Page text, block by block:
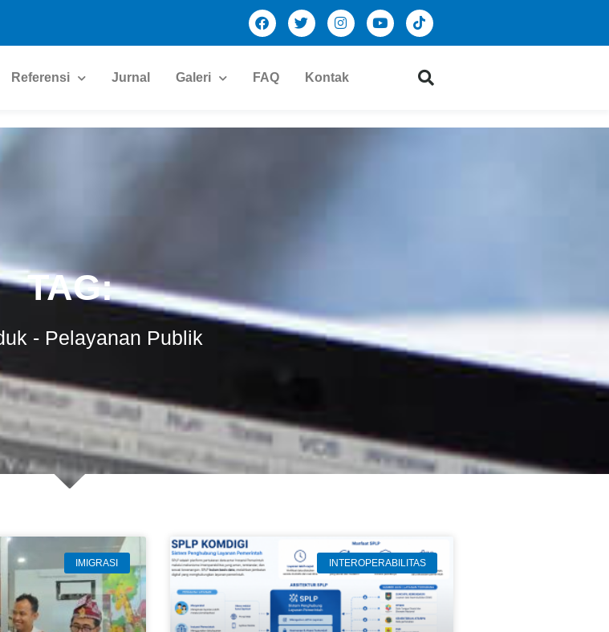
Referensi Jurnal Galeri FAQ Kontak
TAG:
- Pelayanan Publik
IMIGRASI INTEROPERABILITAS